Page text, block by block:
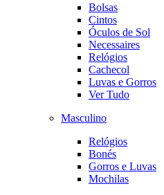
Bolsas
Cintos
Óculos de Sol
Necessaires
Relógios
Cachecol
Luvas e Gorros
Ver Tudo
Masculino
Relógios
Bonés
Gorros e Luvas
Mochilas